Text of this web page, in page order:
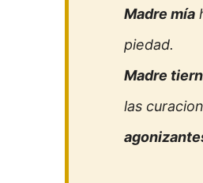
Madre mía
piedad.
Madre
las